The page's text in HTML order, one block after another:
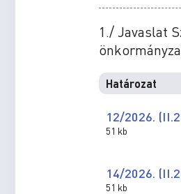
1./ Javaslat
Határozat
12/2026.
51 kb
14/2026.
51 kb